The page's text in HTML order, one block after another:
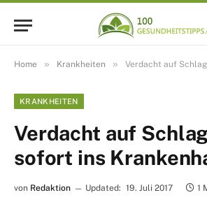
Home » Krankheiten » Verdacht auf
KRANKHEITEN
Verdacht auf
sofort ins
von Redaktion Updated: 19. Juli 2017 1